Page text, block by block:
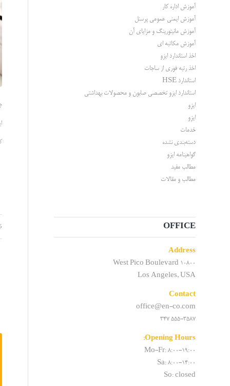
چرا
آموزش اداره کار
آموزش ایمنی عمومی پرسنل
آموزش مانیتورینگ و مزایای آن
آموزش مکاتبه ای
اخذ استاندارد ایزو
اخذ رتبه فوری از ساجات
استاندارد HSE
استاندارد ایزو تخصصی صابون و محصولات بهداشتی
ایزو
ایزو
خدمات
دسته‌بندی نشده
گواهینامه ایزو
مطالب مفید
مطالب و مقالات
OFFICE
Address
10800 West Pico Boulevard
Los Angeles, USA
Contact
office@en-co.com
555-3587 347
Opening Hours:
Mo-Fr: 8:00-19:00
Sa: 8:00-14:00
So: closed